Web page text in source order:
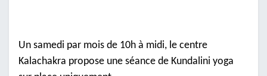
Un samedi par mois de 10h à midi, le centre
Kalachakra propose une séance de Kundalini yoga